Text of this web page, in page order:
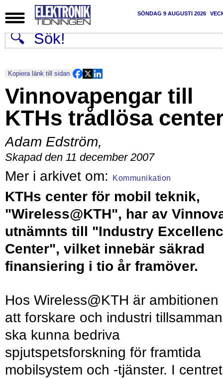
SÖNDAG 9 AUGUSTI 2026
Kopiera länk till sidan
Vinnovapengar till
KTHs trådlösa
Adam Edström,
Skapad den 11 december 2007
Kommunikation
KTHs center för mobil teknik,
"Wireless@KTH", har av
utnämnts till "Industry
Center", vilket innebär säkrad
finansiering i tio år framöver.
Hos Wireless@KTH är ambitionen
att forskare och industri
ska kunna bedriva
spjutspetsforskning för framtida
mobilsystem och -tjänster. I